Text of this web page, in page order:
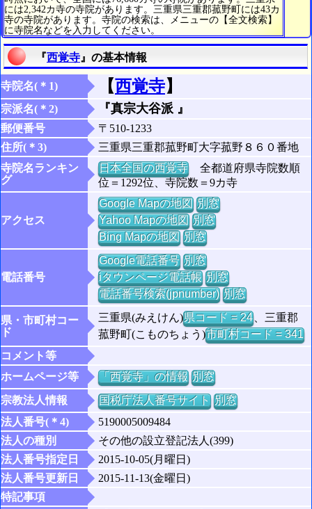
には2,342カ寺の寺院があります。三重県三重郡菰野町には43カ
寺の寺院があります。寺院の検索は、メニューの【全文検索】
に寺院名などを入力してください。
『西覚寺 』の基本情報
寺院名(＊1) 【西覚寺】
宗派名(＊2) 『真宗大谷派 』
郵便番号
〒510-1233
住所(＊3)
三重県三重郡菰野町大字菰野８６０番地
寺院名ランキン
グ
日本全国の西覚寺全都道府県寺院数順
位＝1292位、寺院数＝9カ寺
アクセス
Google Mapの地図 別窓
Yahoo Mapの地図 別窓
Bing Mapの地図 別窓
電話番号
Google電話番号 別窓
iタウンページ電話帳 別窓
電話番号検索(jpnumber) 別窓
県・市町村コー
ド
三重県(みえけん)県コード = 24、三重郡
菰野町(こものちょう)市町村コード = 341
コメント等
ホームページ等
「西覚寺」の情報 別窓
宗教法人情報
国税庁法人番号サイト 別窓
法人番号(＊4)
5190005009484
法人の種別
その他の設立登記法人(399)
法人番号指定日
2015-10-05(月曜日)
法人番号更新日
2015-11-13(金曜日)
特記事項